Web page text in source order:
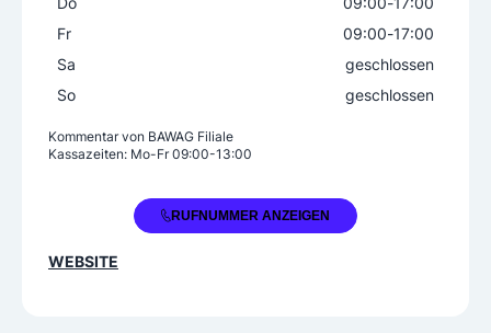
Fr
09:00-17:00
Sa
geschlossen
So
geschlossen
Kommentar von BAWAG Filiale
Kassazeiten: Mo-Fr 09:00-13:00
+43 59 9056 06900RUFNUMMER ANZEIGEN
WEBSITE